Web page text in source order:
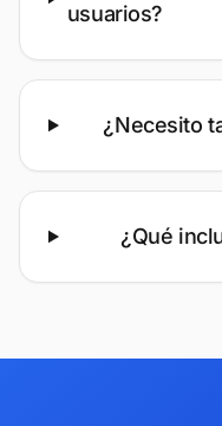
usuarios?
¿Necesito
¿Qué